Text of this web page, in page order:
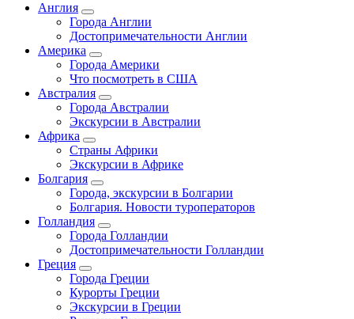
Англия
Города Англии
Достопримечательности Англии
Америка
Города Америки
Что посмотреть в США
Австралия
Города Австралии
Экскурсии в Австралии
Африка
Страны Африки
Экскурсии в Африке
Болгария
Города, экскурсии в Болгарии
Болгария. Новости туроператоров
Голландия
Города Голландии
Достопримечательности Голландии
Греция
Города Греции
Курорты Греции
Экскурсии в Греции